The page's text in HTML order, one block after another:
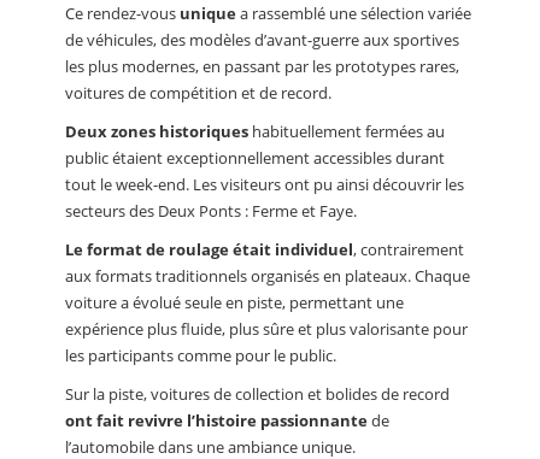
Ce rendez-vous uniquea rassemblé une sélection variée
de véhicules, des modèles d’avant-guerre aux sportives
les plus modernes, en passant par les prototypes rares,
voitures de compétition et de record.
Deux zones historiques habituellement fermées au
public étaient exceptionnellement accessibles durant
tout le week-end. Les visiteurs ont pu ainsi découvrir les
secteurs des Deux Ponts : Ferme et Faye.
Le format de roulage était individuel, contrairement
aux formats traditionnels organisés en plateaux. Chaque
voiture a évolué seule en piste, permettant une
expérience plus fluide, plus sûre et plus valorisante pour
les participants comme pour le public.
Sur la piste, voitures de collection et bolides de record
ont fait revivre l’histoire passionnantede
l’automobile dans une ambiance unique.